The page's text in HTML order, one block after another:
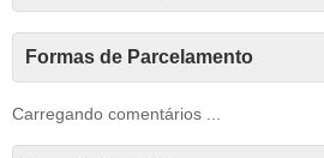
Formas de Parcelamento
Carregando comentários ...